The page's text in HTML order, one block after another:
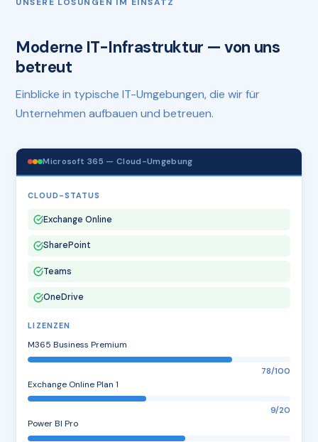
Moderne IT-Infrastruktur — von uns
betreut
Einblicke in typische IT-Umgebungen, die wir für
Unternehmen aufbauen und betreuen.
Microsoft 365 — Cloud-Umgebung
CLOUD-STATUS
Exchange Online
SharePoint
Teams
OneDrive
LIZENZEN
M365 Business Premium
78/100
Exchange Online Plan 1
9/20
Power BI Pro